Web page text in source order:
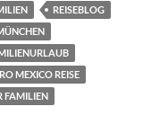
REISEBLOG
MEXICO REISE
FAMILIEN